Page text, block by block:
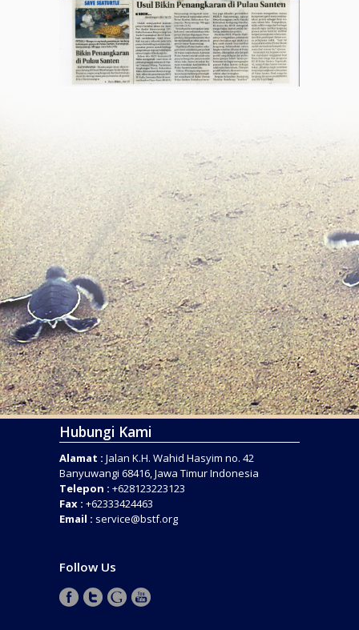
Hubungi Kami
Alamat : Jalan K.H. Wahid Hasyim no. 42
Banyuwangi 68416, Jawa Timur Indonesia
Telepon : +628123223123
Fax : +62333424463
Email : service@bstf.org
Follow Us